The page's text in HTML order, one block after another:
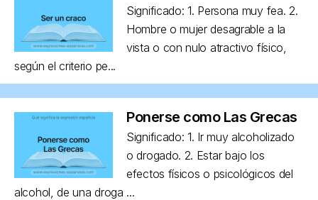
Significado: 1. Persona muy fea. 2.
Hombre o mujer desagrable a la
vista o con nulo atractivo físico,
según el criterio pe...
Ponerse como Las Grecas
Significado: 1. Ir muy alcoholizado
o drogado. 2. Estar bajo los
efectos físicos o psicológicos del
alcohol, de una droga ...